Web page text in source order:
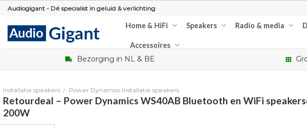
Skip
content
Audiogigant - Dé specialist in geluid & verlichting
Home & HiFi Speakers Radio & media
Accessoires
Bezorging in NL & BE
Installatie speakers / Power Dynamics Installatie speakers
Retourdeal – Power Dynamics WS40AB Bluetooth en WiFi
200W